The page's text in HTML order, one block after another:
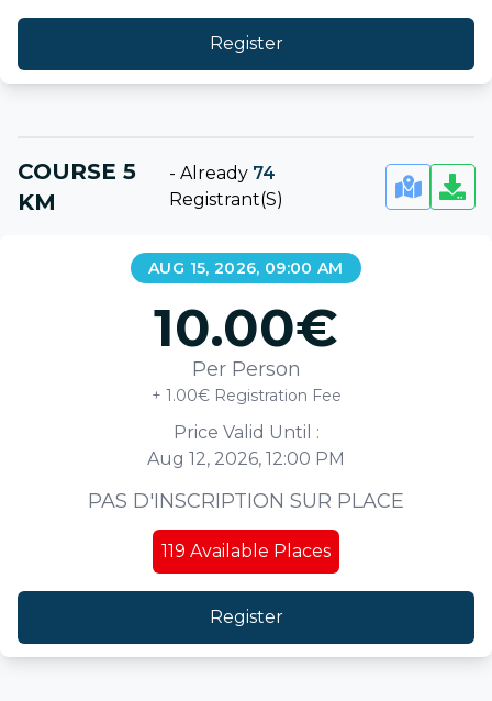
Register
COURSE 5
KM
-Already 74
Registrant(s)
AUG 15, 2026, 09:00 AM
10.00€
Per Person
+ 1.00€ Registration Fee
Price Valid Until :
Aug 12, 2026, 12:00 PM
PAS D'INSCRIPTION SUR PLACE
119 Available Places
Register